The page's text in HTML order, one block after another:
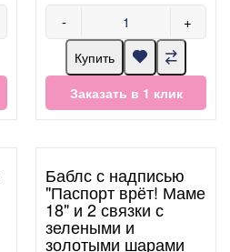
- +
Купить
Заказать в 1 клик
Баблс с надписью
"Паспорт врёт! Маме
18" и 2 связки с
зелеными и
золотыми шарами